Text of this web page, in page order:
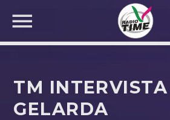
TM
GELARDA